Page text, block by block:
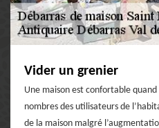
Vider un grenier
Une maison est confortable quand
nombres des utilisateurs de
de la maison malgré